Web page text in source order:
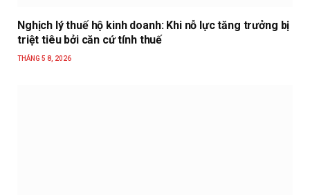
Nghịch lý thuế hộ kinh doanh: Khi nỗ lực tăng trưởng bị
triệt tiêu bởi căn cứ tính thuế
THÁNG 5 8, 2026